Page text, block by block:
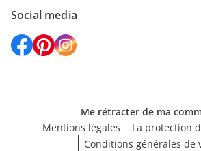
Social media
Me rétracter de ma
Mentions légales
La protection
Conditions générales de